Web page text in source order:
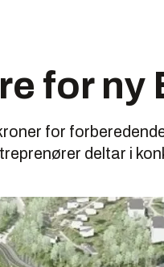
for
for
deltar i